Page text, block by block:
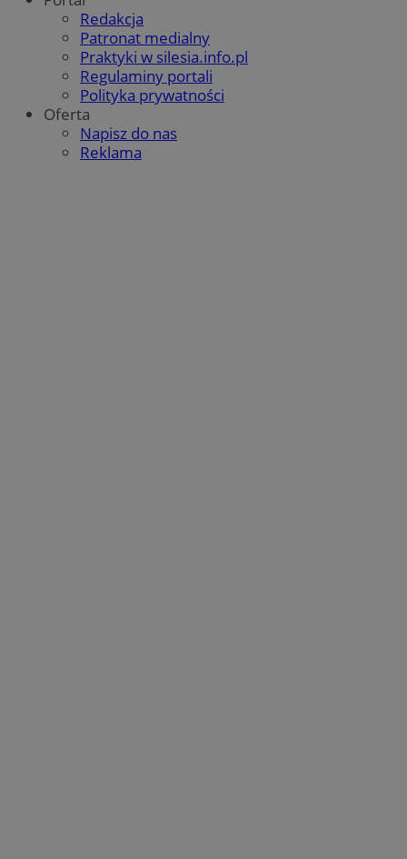
Redakcja
Patronat medialny
Praktyki w silesia.info.pl
Regulaminy portali
Polityka prywatności
Oferta
Napisz do nas
Reklama